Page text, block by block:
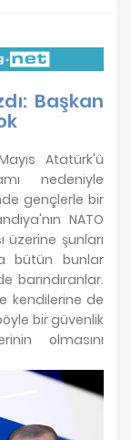
Başkan
Atatürk'ü
nedeniyle
gençlerle bir
NATO
üzerine şunları
bütün bunlar
barındıranlar.
kendilerine de
bir güvenlik
olmasını